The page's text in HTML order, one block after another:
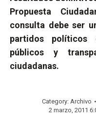
Propuesta
consulta debe ser
partidos políticos
públicos y
ciudadanas.
Category: Archivo
2 marzo, 2011